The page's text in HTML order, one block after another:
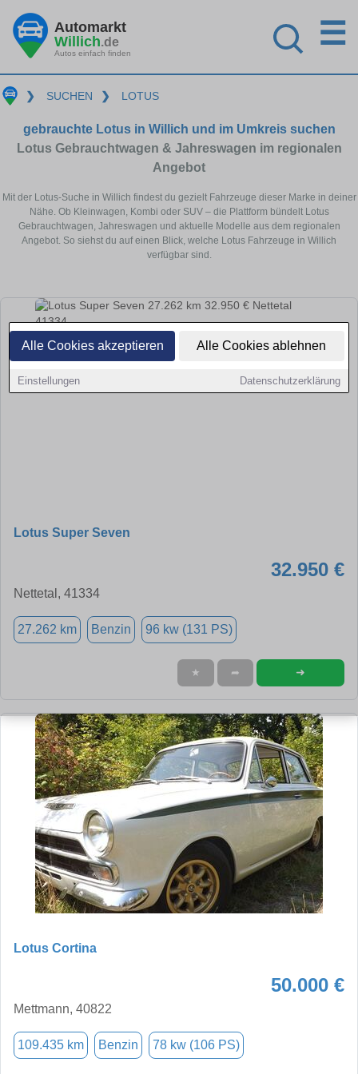
Alle Cookies akzeptieren Alle Cookies ablehnen
Einstellungen Datenschutzerklärung
Automarkt
Willich.de
Autos einfach finden
☰
❯ SUCHEN ❯ LOTUS
gebrauchte Lotus in Willich und im Umkreis suchen
Lotus Gebrauchtwagen & Jahreswagen im regionalen
Angebot
Mit der Lotus-Suche in Willich findest du gezielt Fahrzeuge dieser Marke in deiner
Nähe. Ob Kleinwagen, Kombi oder SUV – die Plattform bündelt Lotus
Gebrauchtwagen, Jahreswagen und aktuelle Modelle aus dem regionalen
Angebot. So siehst du auf einen Blick, welche Lotus Fahrzeuge in Willich
verfügbar sind.
Lotus Super Seven
32.950 €
Nettetal, 41334
27.262 km Benzin 96 kw (131 PS)
★ ➦ ➜
Lotus Cortina
50.000 €
Mettmann, 40822
109.435 km Benzin 78 kw (106 PS)